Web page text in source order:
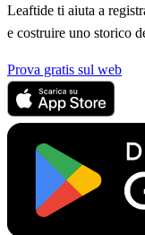
Leaftide ti aiuta a
e costruire uno storico
Prova gratis sul web